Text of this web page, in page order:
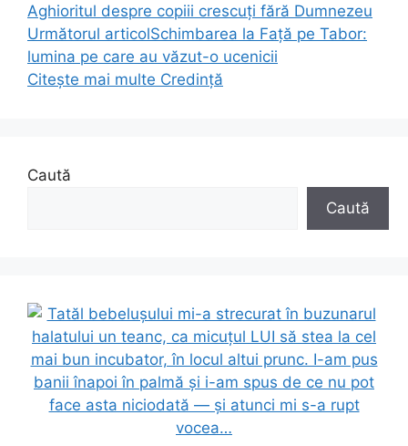
Aghioritul despre copiii crescuți fără Dumnezeu
Următorul articolSchimbarea la Față pe Tabor:
lumina pe care au văzut-o ucenicii
Citește mai multe Credință
Caută
Caută